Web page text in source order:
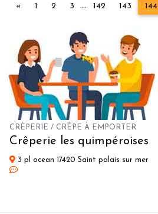
« Précédent
1 2 3 ... 142 143 144
CRÈPERIE / CRÊPE À EMPORTER
Crêperie les quimpéroises
3 pl ocean 17420 Saint palais sur mer